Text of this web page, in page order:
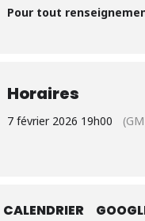
Pour tout
Horaires
7 février 2026 19h00
CALENDRIER